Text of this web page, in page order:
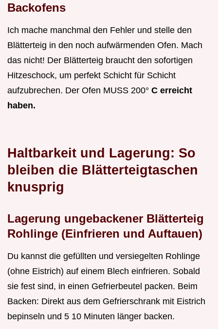
Backofens
Ich mache manchmal den Fehler und stelle den
Blätterteig in den noch aufwärmenden Ofen. Mach
das nicht! Der Blätterteig braucht den sofortigen
Hitzeschock, um perfekt Schicht für Schicht
aufzubrechen. Der Ofen MUSS 200° C erreicht
haben.
Haltbarkeit und Lagerung: So
bleiben die Blätterteigtaschen
knusprig
Lagerung ungebackener Blätterteig
Rohlinge (Einfrieren und Auftauen)
Du kannst die gefüllten und versiegelten Rohlinge
(ohne Eistrich) auf einem Blech einfrieren. Sobald
sie fest sind, in einen Gefrierbeutel packen. Beim
Backen: Direkt aus dem Gefrierschrank mit Eistrich
bepinseln und 5 10 Minuten länger backen.